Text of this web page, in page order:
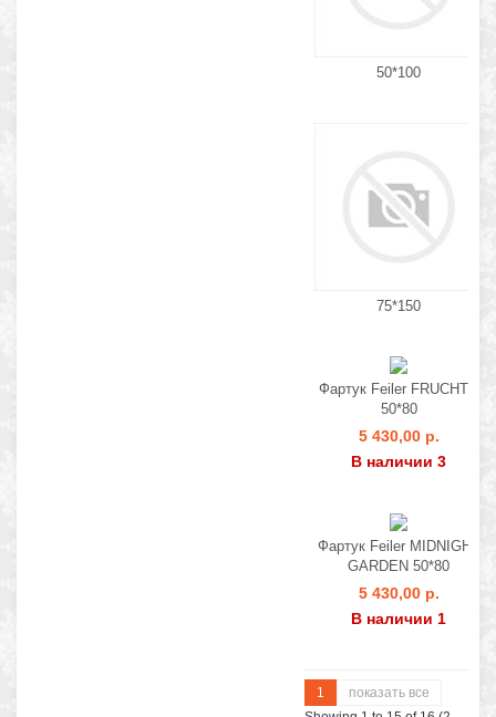
50*100
75*150
Фартук Feiler FRUCHTE
50*80
5 430,00 р.
В наличии 3
Фартук Feiler MIDNIGHT
GARDEN 50*80
5 430,00 р.
В наличии 1
1
показать все